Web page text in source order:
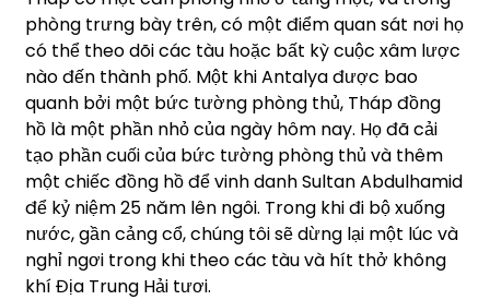
phòng trưng bày trên, có một điểm quan sát nơi họ
có thể theo dõi các tàu hoặc bất kỳ cuộc xâm lược
nào đến thành phố. Một khi Antalya được bao
quanh bởi một bức tường phòng thủ, Tháp đồng
hồ là một phần nhỏ của ngày hôm nay. Họ đã cải
tạo phần cuối của bức tường phòng thủ và thêm
một chiếc đồng hồ để vinh danh Sultan Abdulhamid
để kỷ niệm 25 năm lên ngôi. Trong khi đi bộ xuống
nước, gần cảng cổ, chúng tôi sẽ dừng lại một lúc và
nghỉ ngơi trong khi theo các tàu và hít thở không
khí Địa Trung Hải tươi.